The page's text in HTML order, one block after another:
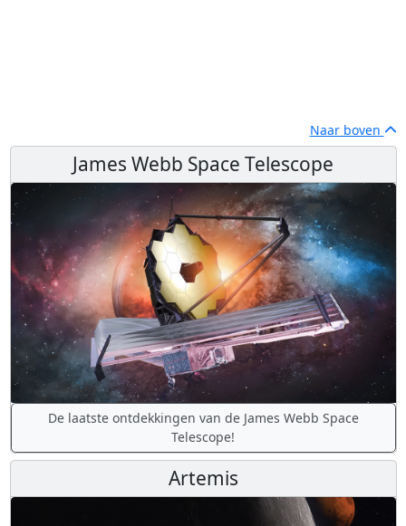
Naar boven
James Webb Space Telescope
De laatste ontdekkingen van de James Webb Space
Telescope!
Artemis